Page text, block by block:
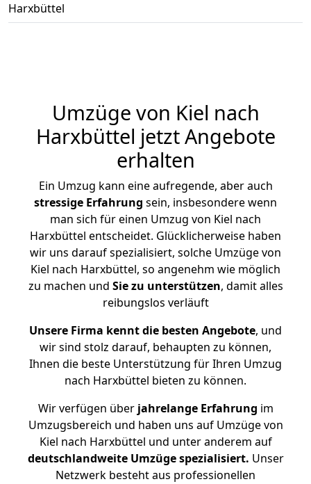
Harxbüttel
Umzüge von Kiel nach
Harxbüttel jetzt Angebote
erhalten
Ein Umzug kann eine aufregende, aber auch
stressige Erfahrung sein, insbesondere wenn
man sich für einen Umzug von Kiel nach
Harxbüttel entscheidet. Glücklicherweise haben
wir uns darauf spezialisiert, solche Umzüge von
Kiel nach Harxbüttel, so angenehm wie möglich
zu machen und Sie zu unterstützen, damit alles
reibungslos verläuft
Unsere Firma kennt die besten Angebote, und
wir sind stolz darauf, behaupten zu können,
Ihnen die beste Unterstützung für Ihren Umzug
nach Harxbüttel bieten zu können.
Wir verfügen überjahrelange Erfahrung im
Umzugsbereich und haben uns auf Umzüge von
Kiel nach Harxbüttel und unter anderem auf
deutschlandweite Umzüge spezialisiert. Unser
Netzwerk besteht aus professionellen